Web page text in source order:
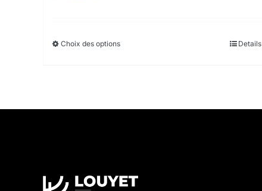
Choix des optionsThis
variants.
chosen
Details